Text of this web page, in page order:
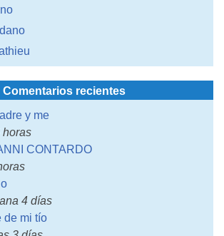
Comentarios recientes
y me
horas
CONTARDO
4 días
de mi tío